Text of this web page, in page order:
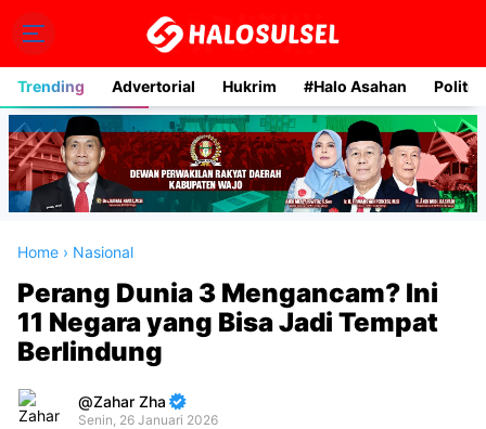
Trending Advertorial Hukrim #Halo Asahan Politik
Home › Nasional
Perang Dunia 3 Mengancam? Ini
11 Negara yang Bisa Jadi Tempat
Berlindung
Zahar Zha
Senin, 26 Januari 2026